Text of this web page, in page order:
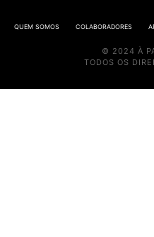
QUEM SOMOS COLABORADORES
© 2024 À
TODOS OS